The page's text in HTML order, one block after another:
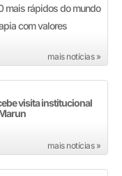
mais rápidos do mundo
com valores
mais notícias »
visita institucional
mais notícias »